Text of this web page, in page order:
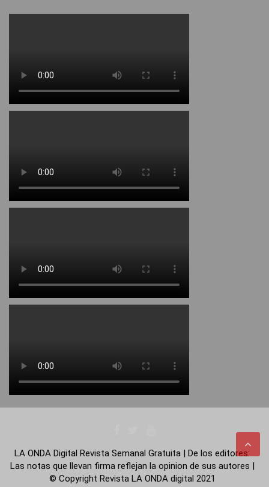
LA ONDA Digital Revista Semanal Gratuita | De los editores:
Las notas que llevan firma reflejan la opinion de sus autores |
© Copyright Revista LA ONDA digital 2021